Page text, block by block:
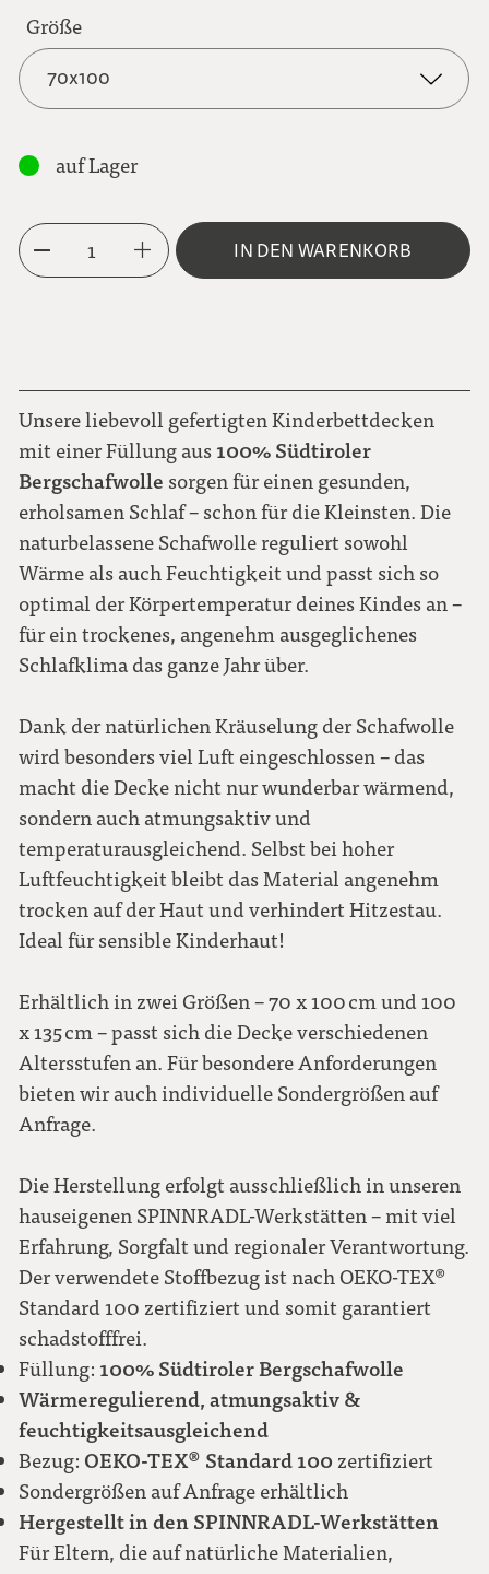
Größe
70x100
auf Lager
1 IN DEN WARENKORB
Unsere liebevoll gefertigten Kinderbettdecken
mit einer Füllung aus 100% Südtiroler
Bergschafwolle sorgen für einen gesunden,
erholsamen Schlaf – schon für die Kleinsten. Die
naturbelassene Schafwolle reguliert sowohl
Wärme als auch Feuchtigkeit und passt sich so
optimal der Körpertemperatur deines Kindes an –
für ein trockenes, angenehm ausgeglichenes
Schlafklima das ganze Jahr über.
Dank der natürlichen Kräuselung der Schafwolle
wird besonders viel Luft eingeschlossen – das
macht die Decke nicht nur wunderbar wärmend,
sondern auch atmungsaktiv und
temperaturausgleichend. Selbst bei hoher
Luftfeuchtigkeit bleibt das Material angenehm
trocken auf der Haut und verhindert Hitzestau.
Ideal für sensible Kinderhaut!
Erhältlich in zwei Größen – 70 x 100 cm und 100
x 135 cm – passt sich die Decke verschiedenen
Altersstufen an. Für besondere Anforderungen
bieten wir auch individuelle Sondergrößen auf
Anfrage.
Die Herstellung erfolgt ausschließlich in unseren
hauseigenen SPINNRADL-Werkstätten – mit viel
Erfahrung, Sorgfalt und regionaler Verantwortung.
Der verwendete Stoffbezug ist nach OEKO-TEX®
Standard 100 zertifiziert und somit garantiert
schadstofffrei.
Füllung: 100% Südtiroler Bergschafwolle
Wärmeregulierend, atmungsaktiv &
feuchtigkeitsausgleichend
Bezug: OEKO-TEX® Standard 100 zertifiziert
Sondergrößen auf Anfrage erhältlich
Hergestellt in den SPINNRADL-Werkstätten
Für Eltern, die auf natürliche Materialien,